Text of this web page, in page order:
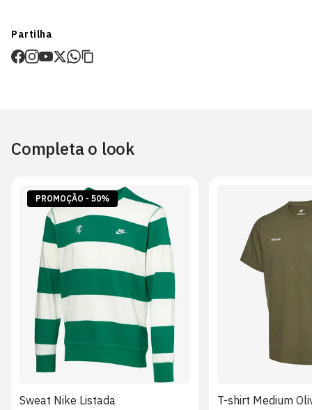
adepta que queira usar o Leão com classe e personalidade.
Prazo estimado de entrega varia consoante o destino e método
de envio.
Artigos personalizados não podem ser devolvidos.
de EnvioeDevoluções
Partilha
Completa o look
PROMOÇÃO - 50%
S XL 2XL
Sweat Nike Listada T-shirt Medium